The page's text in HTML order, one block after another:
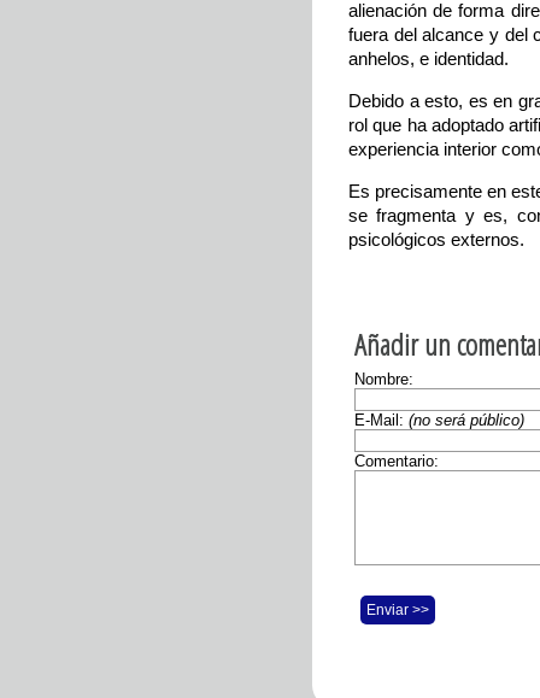
alienación de forma
fuera del alcance y del
anhelos, e identidad.
Debido a esto, es en
rol que ha adoptado
experiencia interior
Es precisamente en
se fragmenta y es,
psicológicos externos.
Añadir un
Nombre:
E-Mail: (no será público)
Comentario:
Enviar >>